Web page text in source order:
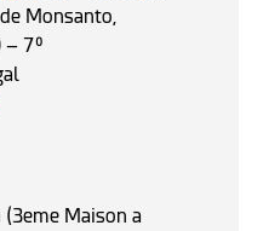
Monsanto,
– 7º
(3eme Maison a